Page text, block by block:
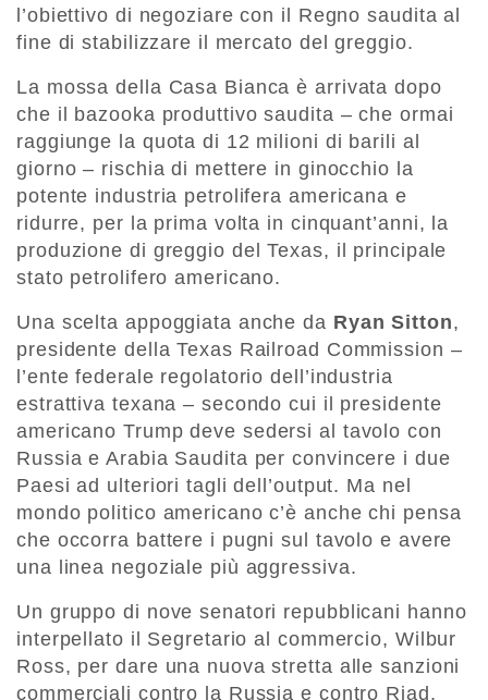
l’obiettivo di negoziare con il Regno saudita al
fine di stabilizzare il mercato del greggio.
La mossa della Casa Bianca è arrivata dopo
che il bazooka produttivo saudita – che ormai
raggiunge la quota di 12 milioni di barili al
giorno – rischia di mettere in ginocchio la
potente industria petrolifera americana e
ridurre, per la prima volta in cinquant’anni, la
produzione di greggio del Texas, il principale
stato petrolifero americano.
Una scelta appoggiata anche da Ryan Sitton,
presidente della Texas Railroad Commission –
l’ente federale regolatorio dell’industria
estrattiva texana – secondo cui il presidente
americano Trump deve sedersi al tavolo con
Russia e Arabia Saudita per convincere i due
Paesi ad ulteriori tagli dell’output. Ma nel
mondo politico americano c’è anche chi pensa
che occorra battere i pugni sul tavolo e avere
una linea negoziale più aggressiva.
Un gruppo di nove senatori repubblicani hanno
interpellato il Segretario al commercio, Wilbur
Ross, per dare una nuova stretta alle sanzioni
commerciali contro la Russia e contro Riad,